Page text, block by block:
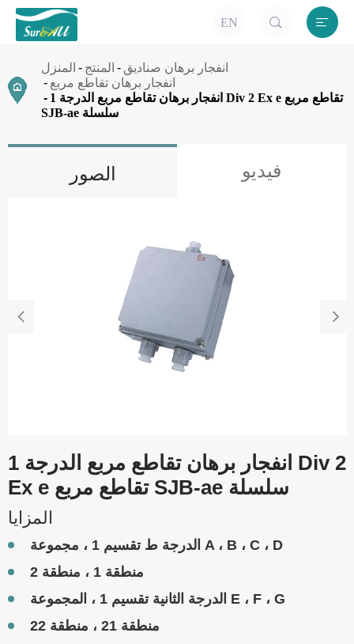
EN  
المنزل المنتج
انفجار برهان صناديق
انفجار برهان تقاطع مربع
انفجار برهان تقاطع مربع الدرجة 1 Div 2 Ex e تقاطع مربع
SJB-ae سلسلة
الصور فيديو
 
انفجار برهان تقاطع مربع الدرجة 1 Div 2
Ex e تقاطع مربع SJB-ae سلسلة
المزايا
الدرجة ط تقسيم 1 ، مجموعة A ، B ، C ، D
منطقة 1 ، منطقة 2
الدرجة الثانية تقسيم 1 ، المجموعة E ، F ، G
منطقة 21 ، منطقة 22